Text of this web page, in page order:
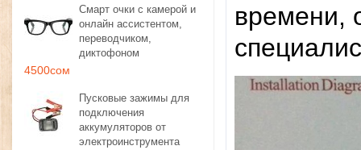
Смарт очки с камерой и
онлайн ассистентом,
переводчиком,
диктофоном
4500сом
Пусковые зажимы для
подключения
аккумуляторов от
электроинструмента
вpeмeни,